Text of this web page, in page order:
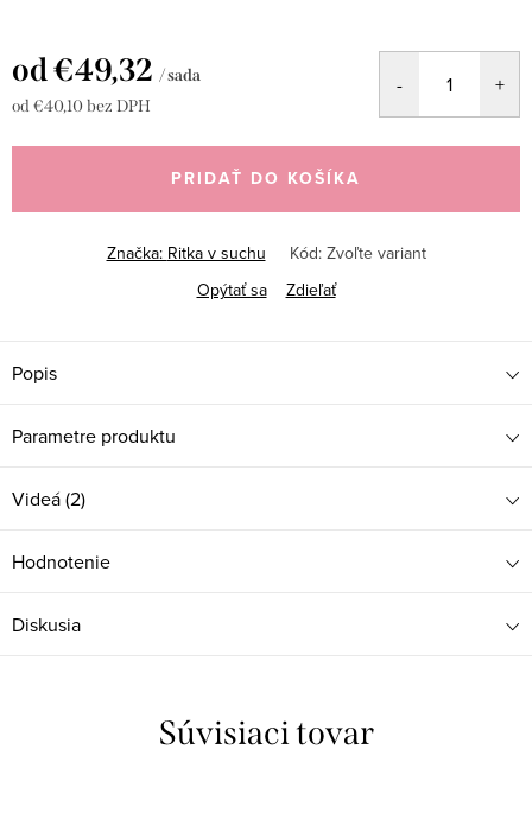
od€49,32 / sada
od€40,10bez DPH
cena:
PRIDAŤ DO KOŠÍKA
Značka: Ritka v suchu Kód: Zvoľte variant
Opýtať sa
Zdieľať
Popis
Parametre produktu
Videá (2)
Hodnotenie
Diskusia
Súvisiaci tovar